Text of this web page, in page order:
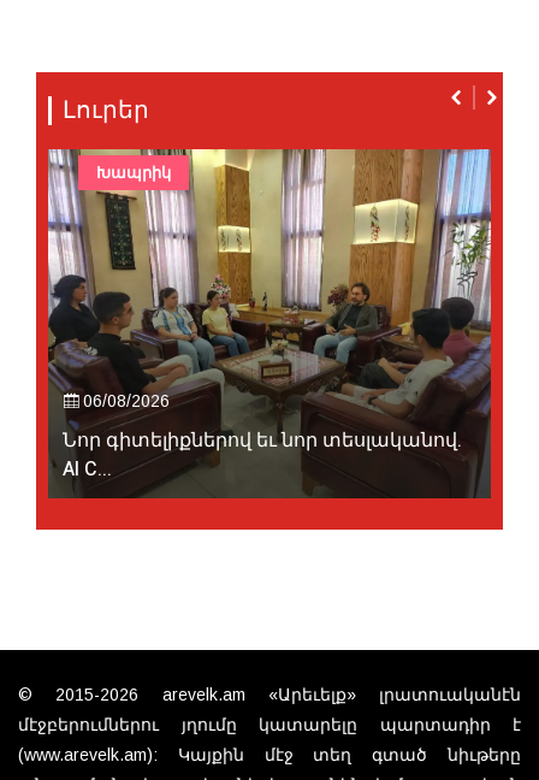
Լուրեր
06/08/2026
Նոր գիտելիքներով եւ նոր տեսլականով.
AI C...
Խապրիկ
© 2015-2026 arevelk.am «Արեւելք» լրատուականէն
մէջբերումներու յղումը կատարելը պարտադիր է
(www.arevelk.am): Կայքին մէջ տեղ գտած նիւթերը